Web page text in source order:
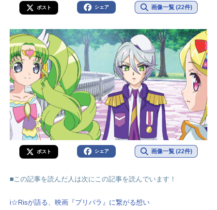
ポスト シェア 画像一覧 (22件)
ポスト シェア 画像一覧 (22件)
■この記事を読んだ人は次にこの記事を読んでいます！
i☆Risが語る、映画『プリパラ』に繋がる想い